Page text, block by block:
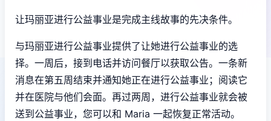
让玛丽亚进行公益事业是完成主线故事的先决条件。
与玛丽亚进行公益事业提供了让她进行公益事业的选
择。一周后，接到电话并访问餐厅以获取公告。一条新
消息在第五周结束并通知她正在进行公益事业；阅读它
并在医院与他们会面。再过两周，进行公益事业就会被
送到公益事业，您可以和 Maria 一起恢复正常活动。